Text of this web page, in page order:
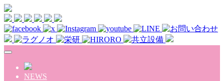
Skip to main content
NEWS